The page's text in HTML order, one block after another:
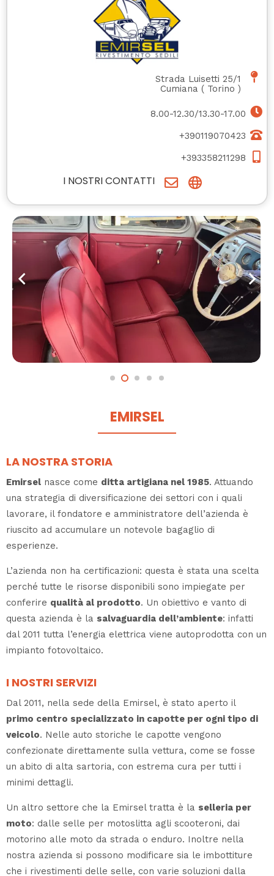
Strada Luisetti 25/1
Cumiana ( Torino )
8.00-12.30/13.30-17.00
+390119070423
+393358211298
I NOSTRI CONTATTI
EMIRSEL
LA NOSTRA STORIA
Emirsel nasce come ditta artigiana nel 1985. Attuando
una strategia di diversificazione dei settori con i quali
lavorare, il fondatore e amministratore dell’azienda è
riuscito ad accumulare un notevole bagaglio di
esperienze.
L’azienda non ha certificazioni: questa è stata una scelta
perché tutte le risorse disponibili sono impiegate per
conferire qualità al prodotto. Un obiettivo e vanto di
questa azienda è la salvaguardia dell’ambiente: infatti
dal 2011 tutta l’energia elettrica viene autoprodotta con un
impianto fotovoltaico.
I NOSTRI SERVIZI
Dal 2011, nella sede della Emirsel, è stato aperto il
primo centro specializzato in capotte per ogni tipo di
veicolo. Nelle auto storiche le capotte vengono
confezionate direttamente sulla vettura, come se fosse
un abito di alta sartoria, con estrema cura per tutti i
minimi dettagli.
Un altro settore che la Emirsel tratta è la selleria per
moto: dalle selle per motoslitta agli scooteroni, dai
motorino alle moto da strada o enduro. Inoltre nella
nostra azienda si possono modificare sia le imbottiture
che i rivestimenti delle selle, con varie soluzioni dalla